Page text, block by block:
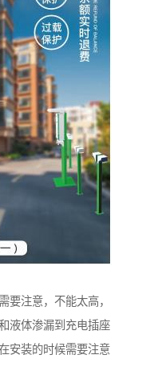
要注意，不能太高，
液体渗漏到充电插座
安装的时候需要注意